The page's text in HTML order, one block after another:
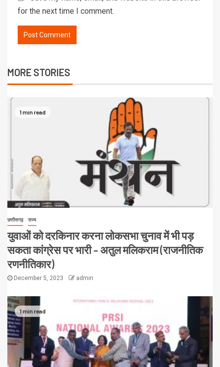
for the next time I comment.
MORE STORIES
1 min read
छत्तीसगढ़ राज्य
युवाओं को दरकिनार करना लोकसभा चुनाव में भी पड़
सकता कांग्रेस पर भारी – अतुल मलिकराम (राजनीतिक
रणनीतिकार)
December 5, 2023 admin
1 min read